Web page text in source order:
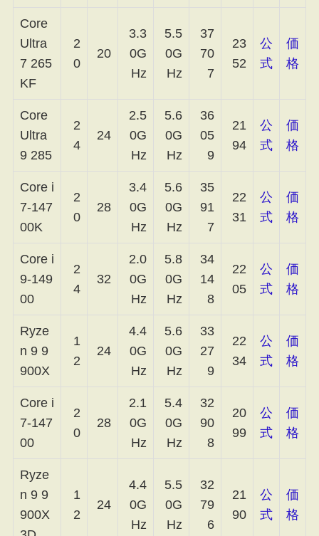
Core
Ultra
7 265
KF
2
0
20
3.3
0G
Hz
5.5
0G
Hz
37
70
7
23
52
公
式
価
格
Core
Ultra
9 285
2
4
24
2.5
0G
Hz
5.6
0G
Hz
36
05
9
21
94
公
式
価
格
Core i
7-147
00K
2
0
28
3.4
0G
Hz
5.6
0G
Hz
35
91
7
22
31
公
式
価
格
Core i
9-149
00
2
4
32
2.0
0G
Hz
5.8
0G
Hz
34
14
8
22
05
公
式
価
格
Ryze
n 9 9
900X
1
2
24
4.4
0G
Hz
5.6
0G
Hz
33
27
9
22
34
公
式
価
格
Core i
7-147
00
2
0
28
2.1
0G
Hz
5.4
0G
Hz
32
90
8
20
99
公
式
価
格
Ryze
n 9 9
900X
1
2
24
4.4
0G
Hz
5.5
0G
Hz
32
79
6
21
90
公
式
価
格